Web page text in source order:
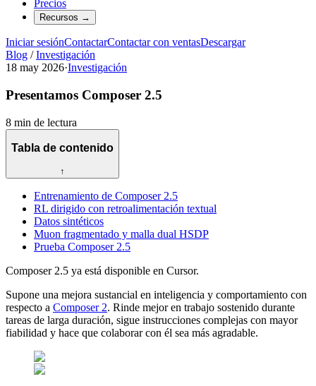
Precios
Recursos →
Iniciar sesiónContactarContactar con ventasDescargar
Blog / Investigación
18 may 2026·Investigación
Presentamos Composer 2.5
8 min de lectura
Tabla de contenido
↑
Entrenamiento de Composer 2.5
RL dirigido con retroalimentación textual
Datos sintéticos
Muon fragmentado y malla dual HSDP
Prueba Composer 2.5
Composer 2.5 ya está disponible en Cursor.
Supone una mejora sustancial en inteligencia y comportamiento con
respecto a Composer 2. Rinde mejor en trabajo sostenido durante
tareas de larga duración, sigue instrucciones complejas con mayor
fiabilidad y hace que colaborar con él sea más agradable.